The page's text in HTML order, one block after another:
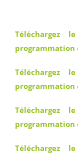
Téléchargez
programmation
Téléchargez
programmation
Téléchargez
programmation
Téléchargez